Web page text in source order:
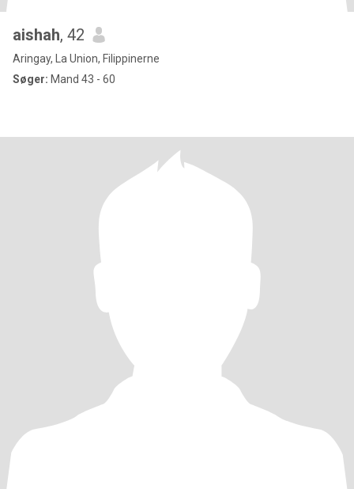
aishah, 42
Aringay, La Union, Filippinerne
Søger: Mand 43 - 60